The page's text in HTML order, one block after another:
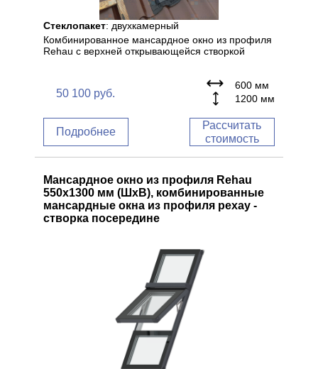
Стеклопакет: двухкамерный
Комбинированное мансардное окно из профиля
Rehau с верхней открывающейся створкой
600 мм
1200 мм
50 100 руб.
Подробнее
Рассчитать
стоимость
Мансардное окно из профиля Rehau
550x1300 мм (ШхВ), комбинированные
мансардные окна из профиля рехау -
створка посередине